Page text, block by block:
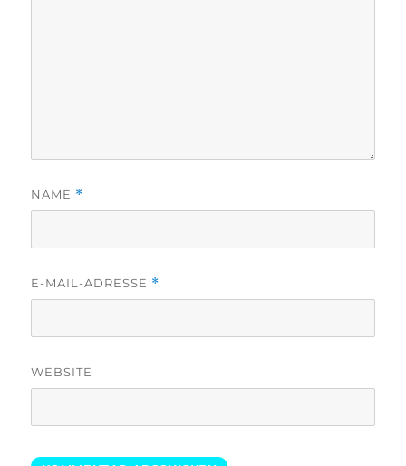
NAME *
E-MAIL-ADRESSE *
WEBSITE